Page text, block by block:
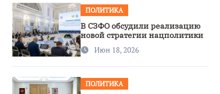
ПОЛИТИКА
В СЗФО обсудили реализацию
новой стратегии нацполитики
Июн 18, 2026
ПОЛИТИКА